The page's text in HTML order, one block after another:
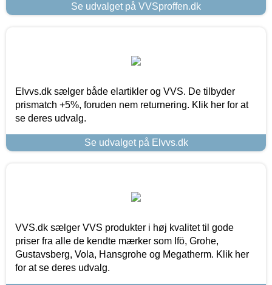
Se udvalget på VVSproffen.dk
Elvvs.dk sælger både elartikler og VVS. De tilbyder
prismatch +5%, foruden nem returnering. Klik her for at
se deres udvalg.
Se udvalget på Elvvs.dk
VVS.dk sælger VVS produkter i høj kvalitet til gode
priser fra alle de kendte mærker som Ifö, Grohe,
Gustavsberg, Vola, Hansgrohe og Megatherm. Klik her
for at se deres udvalg.